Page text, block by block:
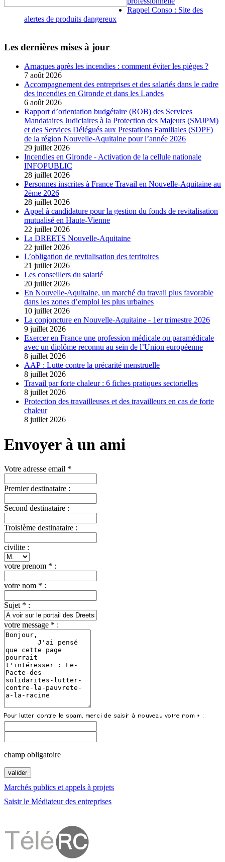
Rappel Conso : Site des
alertes de produits dangereux
Les dernières mises à jour
Arnaques après les incendies : comment éviter les pièges ?
7 août 2026
Accompagnement des entreprises et des salariés dans le cadre
des incendies en Gironde et dans les Landes
6 août 2026
Rapport d’orientation budgétaire (ROB) des Services
Mandataires Judiciaires à la Protection des Majeurs (SMJPM)
et des Services Délégués aux Prestations Familiales (SDPF)
de la région Nouvelle-Aquitaine pour l’année 2026
29 juillet 2026
Incendies en Gironde - Activation de la cellule nationale
INFOPUBLIC
28 juillet 2026
Personnes inscrites à France Travail en Nouvelle-Aquitaine au
2ème 2026
28 juillet 2026
Appel à candidature pour la gestion du fonds de revitalisation
mutualisé en Haute-Vienne
22 juillet 2026
La DREETS Nouvelle-Aquitaine
22 juillet 2026
L’obligation de revitalisation des territoires
21 juillet 2026
Les conseillers du salarié
20 juillet 2026
En Nouvelle-Aquitaine, un marché du travail plus favorable
dans les zones d’emploi les plus urbaines
10 juillet 2026
La conjoncture en Nouvelle-Aquitaine - 1er trimestre 2026
9 juillet 2026
Exercer en France une profession médicale ou paramédicale
avec un diplôme reconnu au sein de l’Union européenne
8 juillet 2026
AAP : Lutte contre la précarité menstruelle
8 juillet 2026
Travail par forte chaleur : 6 fiches pratiques sectorielles
8 juillet 2026
Protection des travailleuses et des travailleurs en cas de forte
chaleur
8 juillet 2026
Envoyer à un ami
Votre adresse email *
Premier destinataire :
Second destinataire :
Trois!ème destinataire :
civilite :
votre prenom * :
votre nom * :
Sujet * :
votre message * :
champ obligatoire
Marchés publics et appels à projets
Saisir le Médiateur des entreprises